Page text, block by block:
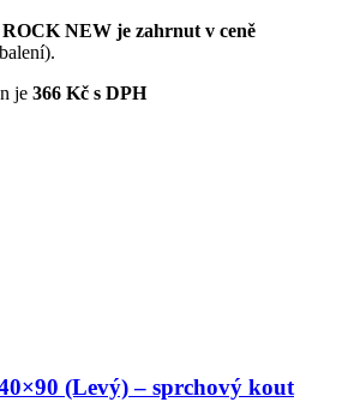
NEW je zahrnut v ceně
je 366 Kč s DPH
(Levý) – sprchový kout